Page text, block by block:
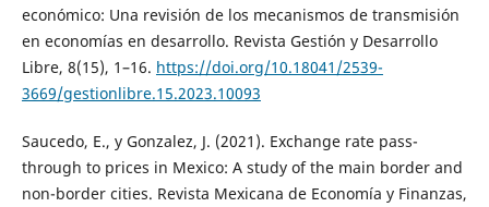
económico: Una revisión de los mecanismos de transmisión
en economías en desarrollo. Revista Gestión y Desarrollo
Libre, 8(15), 1–16. https://doi.org/10.18041/2539-
3669/gestionlibre.15.2023.10093
Saucedo, E., y Gonzalez, J. (2021). Exchange rate pass-
through to prices in Mexico: A study of the main border and
non-border cities. Revista Mexicana de Economía y Finanzas,